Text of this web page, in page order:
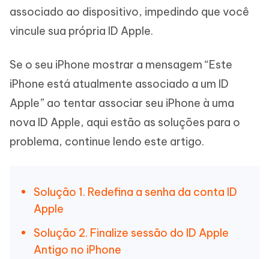
associado ao dispositivo, impedindo que você
vincule sua própria ID Apple.
Se o seu iPhone mostrar a mensagem “Este
iPhone está atualmente associado a um ID
Apple” ao tentar associar seu iPhone à uma
nova ID Apple, aqui estão as soluções para o
problema, continue lendo este artigo.
Solução 1. Redefina a senha da conta ID
Apple
Solução 2. Finalize sessão do ID Apple
Antigo no iPhone